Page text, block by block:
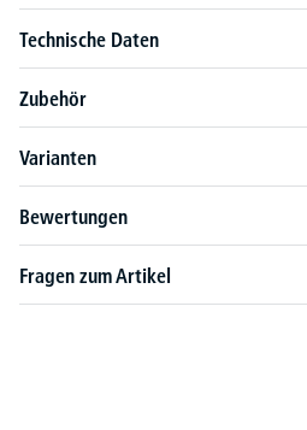
Technische Daten
Zubehör
Varianten
Bewertungen
Fragen zum Artikel